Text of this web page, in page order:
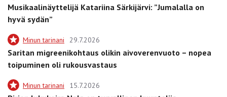
Musikaalinäyttelijä Katariina Särkijärvi: ”Jumalalla on
hyvä sydän”
Minun tarinani 29.7.2026
Saritan migreenikohtaus olikin aivoverenvuoto – nopea
toipuminen oli rukousvastaus
Minun tarinani 15.7.2026